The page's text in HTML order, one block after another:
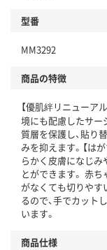
型番
MM3292
商品の特徴
【優肌絆リニューア
境にも配慮したサー
質層を保護し、貼り
みを抑えます。【は
らかく皮膚になじみ
とができます。 赤
がなくても切りやす
るので、手でカット
います。
商品仕様